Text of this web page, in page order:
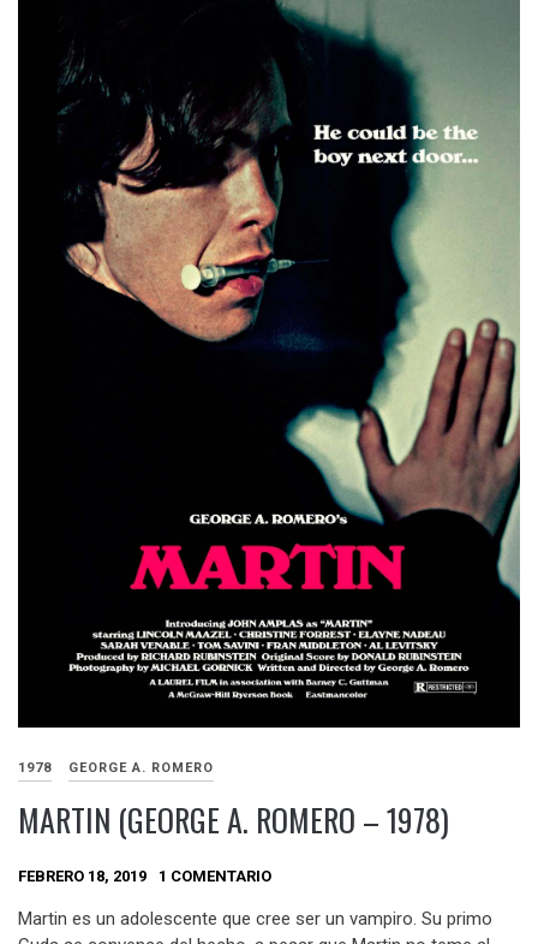
1978 GEORGE A. ROMERO
MARTIN (GEORGE A. ROMERO – 1978)
FEBRERO 18, 2019 1 COMENTARIO
Martin es un adolescente que cree ser un vampiro. Su primo